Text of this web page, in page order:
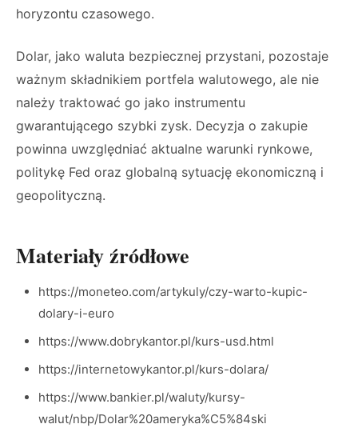
horyzontu czasowego.
Dolar, jako waluta bezpiecznej przystani, pozostaje
ważnym składnikiem portfela walutowego, ale nie
należy traktować go jako instrumentu
gwarantującego szybki zysk. Decyzja o zakupie
powinna uwzględniać aktualne warunki rynkowe,
politykę Fed oraz globalną sytuację ekonomiczną i
geopolityczną.
Materiały źródłowe
https://moneteo.com/artykuly/czy-warto-kupic-
dolary-i-euro
https://www.dobrykantor.pl/kurs-usd.html
https://internetowykantor.pl/kurs-dolara/
https://www.bankier.pl/waluty/kursy-
walut/nbp/Dolar%20ameryka%C5%84ski